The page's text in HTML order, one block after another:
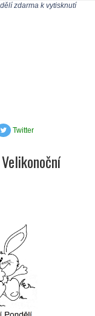
zdarma k vytisknutí
Twitter